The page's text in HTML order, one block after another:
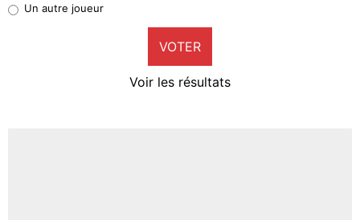
9%
Un autre joueur
VOTER
Voir les résultats